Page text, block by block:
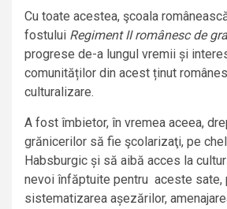
Cu toate acestea, şcoala
fostului Regiment II românesc de
progrese de-a lungul vremii și
comunităților din acest ținut
culturalizare.
A fost îmbietor, în vremea aceea,
grănicerilor să fie şcolarizaţi, pe
Habsburgic și să aibă acces la
nevoi înfăptuite pentru aceste sate,
sistematizarea așezărilor,